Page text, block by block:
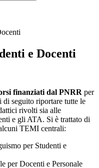
e Docenti
finanziati dal PNRR per
di seguito riportare tutte le
rivolti sia alle
e gli ATA. Si è trattato di
TEMI centrali:
per Studenti e
per Docenti e Personale